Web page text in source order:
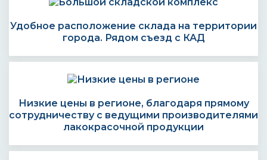
Удобное расположение склада на территории
города. Рядом съезд с КАД
Низкие цены в регионе, благодаря прямому
сотрудничеству с ведущими производителями
лакокрасочной продукции